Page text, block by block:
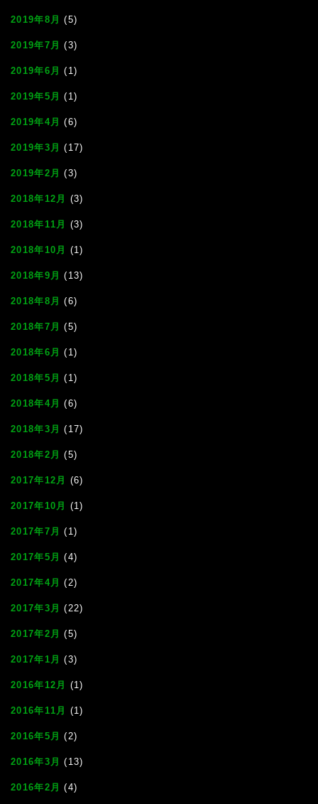
2019年8月 (5)
2019年7月 (3)
2019年6月 (1)
2019年5月 (1)
2019年4月 (6)
2019年3月 (17)
2019年2月 (3)
2018年12月 (3)
2018年11月 (3)
2018年10月 (1)
2018年9月 (13)
2018年8月 (6)
2018年7月 (5)
2018年6月 (1)
2018年5月 (1)
2018年4月 (6)
2018年3月 (17)
2018年2月 (5)
2017年12月 (6)
2017年10月 (1)
2017年7月 (1)
2017年5月 (4)
2017年4月 (2)
2017年3月 (22)
2017年2月 (5)
2017年1月 (3)
2016年12月 (1)
2016年11月 (1)
2016年5月 (2)
2016年3月 (13)
2016年2月 (4)